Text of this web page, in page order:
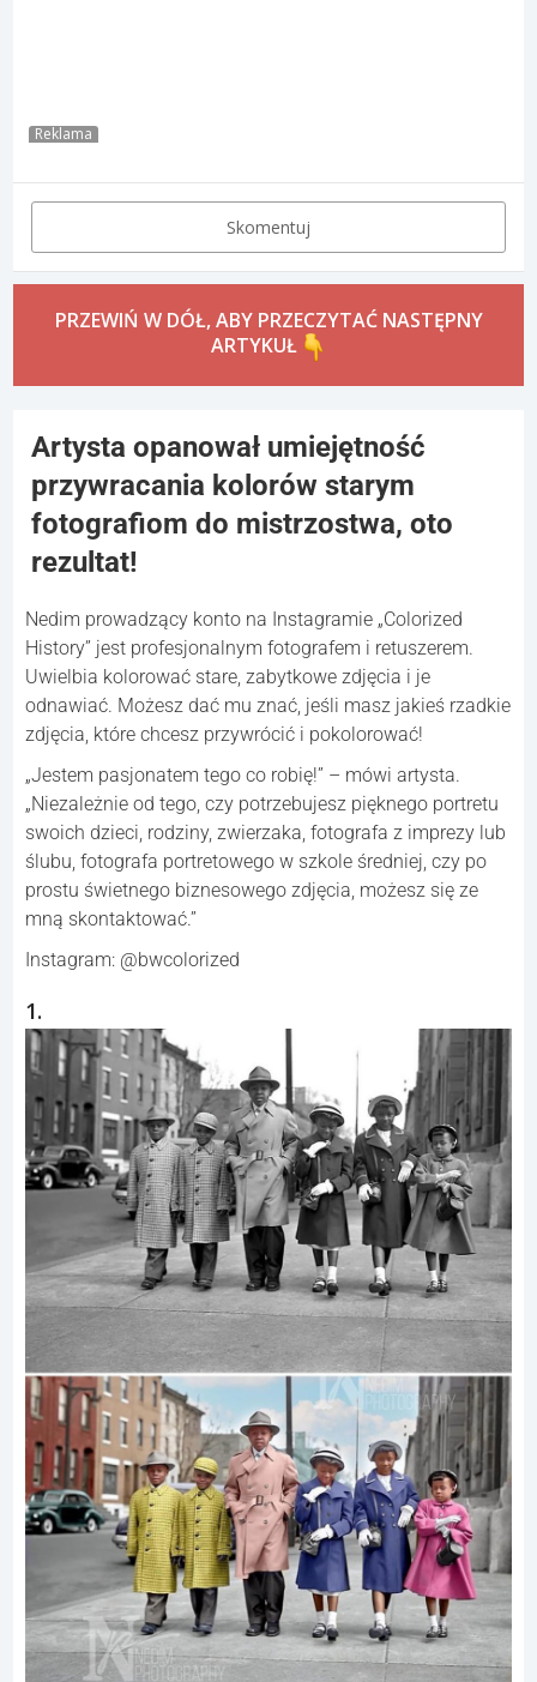
Reklama
Skomentuj
PRZEWIŃ W DÓŁ, ABY PRZECZYTAĆ NASTĘPNY
ARTYKUŁ
Artysta opanował umiejętność
przywracania kolorów starym
fotografiom do mistrzostwa, oto
rezultat!
Nedim prowadzący konto na Instagramie „Colorized
History” jest profesjonalnym fotografem i retuszerem.
Uwielbia kolorować stare, zabytkowe zdjęcia i je
odnawiać. Możesz dać mu znać, jeśli masz jakieś rzadkie
zdjęcia, które chcesz przywrócić i pokolorować!
„Jestem pasjonatem tego co robię!” – mówi artysta.
„Niezależnie od tego, czy potrzebujesz pięknego portretu
swoich dzieci, rodziny, zwierzaka, fotografa z imprezy lub
ślubu, fotografa portretowego w szkole średniej, czy po
prostu świetnego biznesowego zdjęcia, możesz się ze
mną skontaktować.”
Instagram: @bwcolorized
1.